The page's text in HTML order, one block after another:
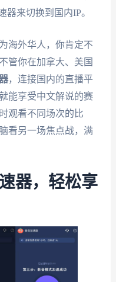
器来切换到国内IP。
海外华人，你肯定不
管你在加拿大、美国
，连接国内的直播平
能享受中文解说的赛
观看不同场次的比
看另一场焦点战，满
器，轻松享